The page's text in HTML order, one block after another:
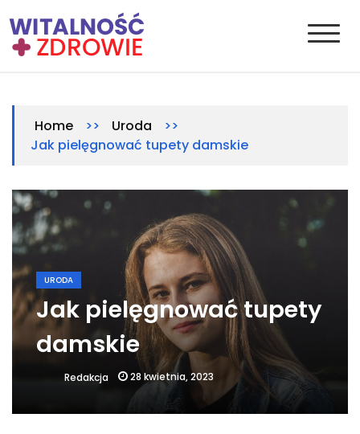
to
content
Home >> Uroda
>>
Jak pielęgnować tupety damskie
URODA
Jak pielęgnować tupety
damskie
Redakcja 28 kwietnia, 2023